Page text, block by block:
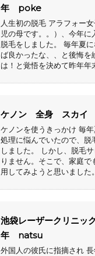
年 poke
人生初の脱毛 アラフォー
児の母です。。）、今年に
脱毛をしました。 毎年夏
ば良かったな、、と後悔を
は！と覚悟を決めて昨年年
ケノン 全身 スカイ
ケノンを使うきっかけ 毎
処理に悩んでいたので、脱
しました。 しかし、脱毛
りません。そこで、家庭で
用してみようと思いました
池袋レーザークリニ
年 natsu
外国人の彼氏に指摘され